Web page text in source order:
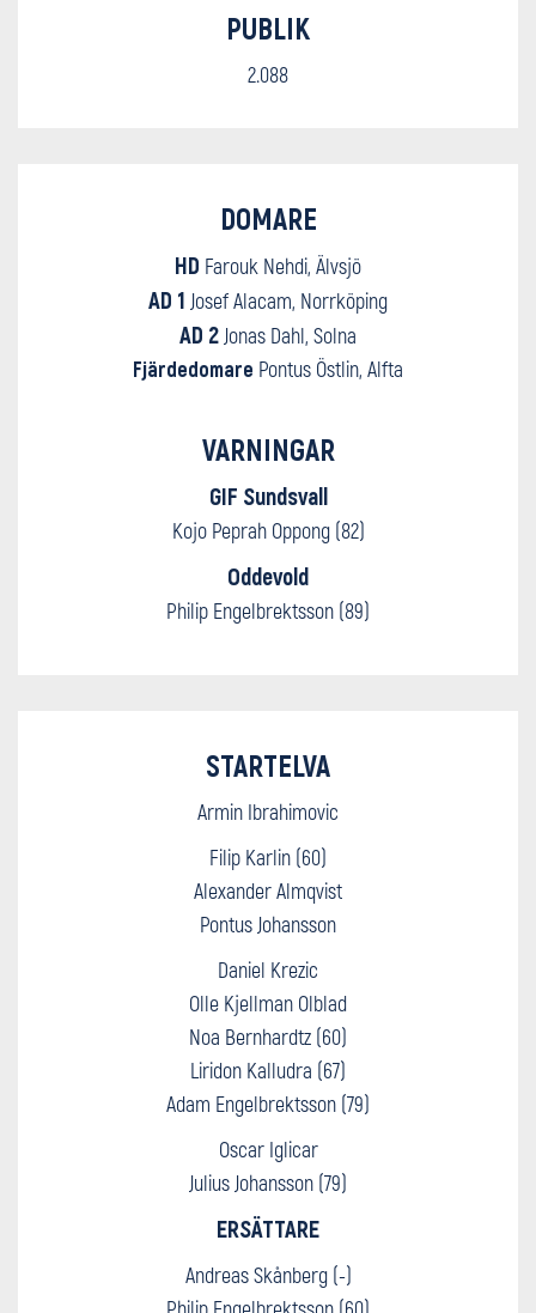
PUBLIK
2.088
DOMARE
HD Farouk Nehdi, Älvsjö
AD 1 Josef Alacam, Norrköping
AD 2 Jonas Dahl, Solna
Fjärdedomare Pontus Östlin, Alfta
VARNINGAR
GIF Sundsvall
Kojo Peprah Oppong (82)
Oddevold
Philip Engelbrektsson (89)
STARTELVA
Armin Ibrahimovic
Filip Karlin (60)
Alexander Almqvist
Pontus Johansson
Daniel Krezic
Olle Kjellman Olblad
Noa Bernhardtz (60)
Liridon Kalludra (67)
Adam Engelbrektsson (79)
Oscar Iglicar
Julius Johansson (79)
ERSÄTTARE
Andreas Skånberg (-)
Philip Engelbrektsson (60)